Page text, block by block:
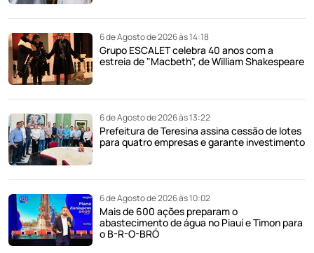
6 de Agosto de 2026 às 14:18
Grupo ESCALET celebra 40 anos com a
estreia de "Macbeth", de William Shakespeare
6 de Agosto de 2026 às 13:22
Prefeitura de Teresina assina cessão de lotes
para quatro empresas e garante investimento
6 de Agosto de 2026 às 10:02
Mais de 600 ações preparam o
abastecimento de água no Piauí e Timon para
o B-R-O-BRÓ